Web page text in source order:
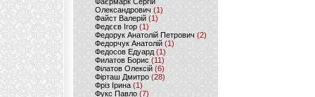
Олександрович (1)
Файст Валерій(1)
Федєєв Ігор (1)
Федорук Анатолій Петрович (2)
Федорчук Анатолій (1)
Федосов Едуард (1)
Филатов Борис (11)
Філатов Олексій (6)
Фірташ Дмитро (28)
Фріз Ірина (1)
Фукс Павло (7)